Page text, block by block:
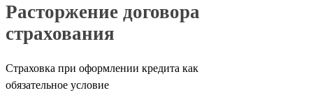
Расторжение договора
страхования
Страховка при оформлении кредита как
обязательное условие